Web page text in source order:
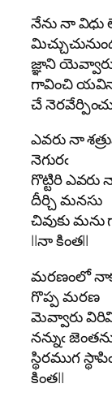
నేను నా విధు
జ్ఞాని
గావించి
చే
ఎవరు నా
నెగురఁ
గొట్టిరి
దీర్చి మనసు
చివుకు మను
||నా కింత||
మరణంలో
గొప్ప మరణ
మెవ్వారు
నన్నుఁ
స్థిరముగ
కింత||